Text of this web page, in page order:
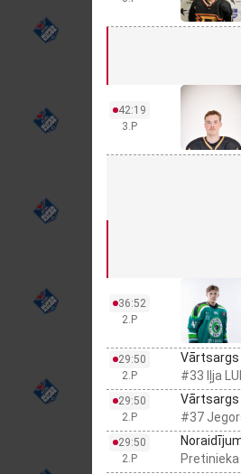
42:19
3.P
36:52
2.P
29:50
2.P
#33 Iļja
29:50
2.P
#37
29:50
2.P